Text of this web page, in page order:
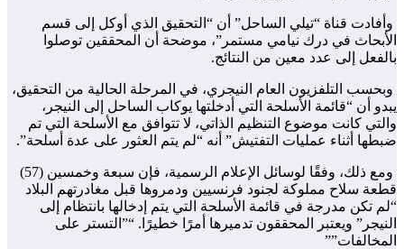
وأفادت قناة “تيلي الساحل” أن “التحقيق الذي أوكل إلى قسم
الأبحاث في درك نيامي مستمر”، موضحة أن المحققين توصلوا
بالفعل إلى عدد معين من النتائج.
وبحسب التلفزيون العام النيجري، في المرحلة الحالية من التحقيق،
يبدو أن “قائمة الأسلحة التي أدخلتها يوكاب الساحل إلى النيجر،
والتي كانت موضوع التنظيم الذاتي، لا تتوافق مع الأسلحة التي تم
ضبطها أثناء عمليات التفتيش” أنه “لم يتم العثور على عدة أسلحة”.
ومع ذلك، وفقًا لوسائل الإعلام الرسمية، فإن سبعة وخمسين (57)
قطعة سلاح مملوكة لجنود فرنسيين ودمروها قبل مغادرتهم البلاد
“لم تكن مدرجة في قائمة الأسلحة التي يتم إدخالها بانتظام إلى
النيجر” ويعتبر المحققون تدميرها أمرًا خطيرًا. “”التستر على
المخالفات””